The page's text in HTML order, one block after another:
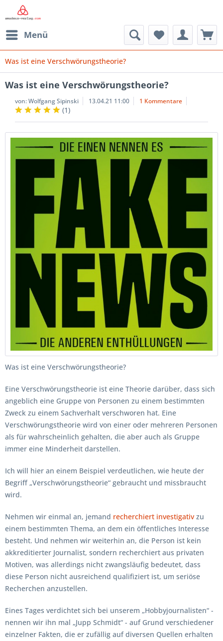
Menü
Was ist eine Verschwörungstheorie?
Was ist eine Verschwörungstheorie?
von:Wolfgang Sipinski 13.04.21 11:00 1 Kommentare
(1)
Was ist eine Verschwörungstheorie?
Eine Verschwörungstheorie ist eine Theorie darüber, dass sich
angeblich eine Gruppe von Personen zu einem bestimmten
Zweck zu einem Sachverhalt verschworen hat. Eine
Verschwörungstheorie wird von einer oder mehreren Personen
als für wahrscheinlich gehalten, die aber auch als Gruppe
immer eine Minderheit darstellen.
Ich will hier an einem Beispiel verdeutlichen, wie heute der
Begriff „Verschwörungstheorie“ gebraucht und missbraucht
wird.
Nehmen wir einmal an, jemand recherchiert investigativ zu
einem bestimmten Thema, an dem ein öffentliches Interesse
besteht. Und nehmen wir weiterhin an, die Person ist kein
akkreditierter Journalist, sondern recherchiert aus privaten
Motiven, was allerdings nicht zwangsläufig bedeutet, dass
diese Person nicht ausreichend qualifiziert ist, um seriöse
Recherchen anzustellen.
Eines Tages verdichtet sich bei unserem „Hobbyjournalisten“ -
nennen wir ihn mal „Jupp Schmidt“ - auf Grund verschiedener
einzelner Fakten, die er zufällig auf diversen Quellen erhalten